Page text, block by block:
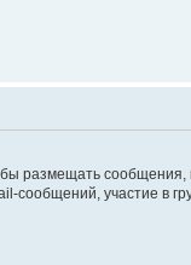
размещать
участие в